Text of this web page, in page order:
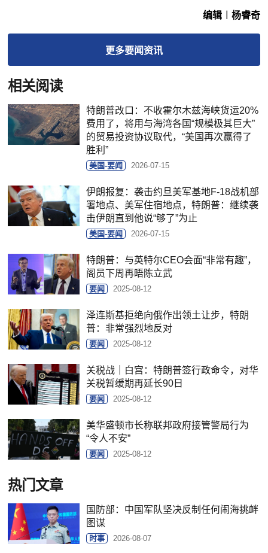
编辑︱杨睿奇
更多要闻资讯
相关阅读
特朗普改口：不收霍尔木兹海峡货运20%
费用了，将用与海湾各国“规模极其巨大”
的贸易投资协议取代，“美国再次赢得了
胜利”
美国-要闻 2026-07-15
伊朗报复：袭击约旦美军基地F-18战机部
署地点、美军住宿地点，特朗普：继续袭
击伊朗直到他说“够了”为止
美国-要闻 2026-07-15
特朗普：与英特尔CEO会面“非常有趣”，
阁员下周再晤陈立武
要闻 2025-08-12
泽连斯基拒绝向俄作出领土让步，特朗
普：非常强烈地反对
要闻 2025-08-12
关税战｜白宫：特朗普签行政命令，对华
关税暂缓期再延长90日
要闻 2025-08-12
美华盛顿市长称联邦政府接管警局行为
“令人不安”
要闻 2025-08-12
热门文章
国防部：中国军队坚决反制任何闹海挑衅
图谋
时事 2026-08-07